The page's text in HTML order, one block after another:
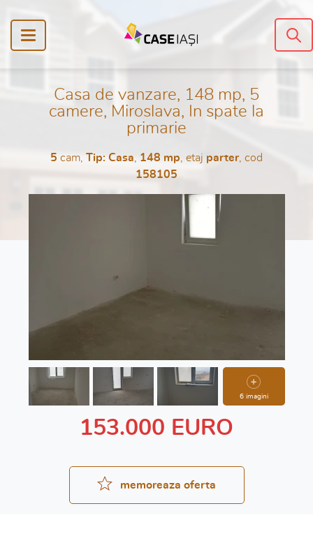
Casa de vanzare, 148 mp, 5
camere, Miroslava, In spate la
primarie
5 cam, Tip: Casa 148 mp , etaj parter, cod
158105
6 imagini
153.000 EURO
memoreaza oferta